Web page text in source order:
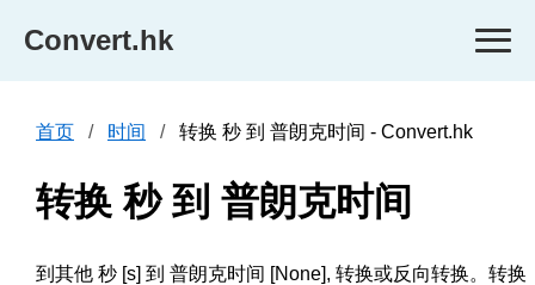
Convert.hk
首页 时间 转换 秒 到 普朗克时间 - Convert.hk
转换 秒 到 普朗克时间
到其他 秒 [s] 到 普朗克时间 [None], 转换或反向转换。转换